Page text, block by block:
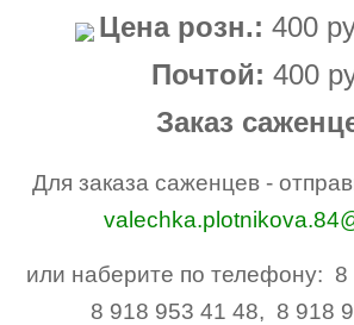
Цена розн.: 400
Почтой: 400
Заказ
Для заказа саженцев -
или наберите по телефону: 8
8 918 953 41 48, 8 918